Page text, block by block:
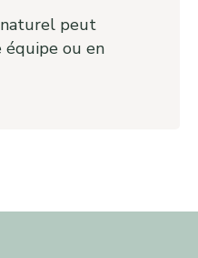
peut
équipe ou en